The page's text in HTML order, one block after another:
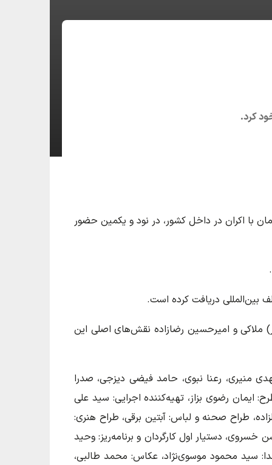
کرد.
این فیلم همزمان با اکران در داخل کشور، در نود و یکمین حضور
بین‌المللی دریافت کرده است.
ملاکی و امیرحسین رضازاده نقش‌های اصلی این
منیری، رعنا نبوی، حامد فیضی دیزجی، صدرا
ایمان رضوی بزاز، تهیه‌کننده اجرایی: سید علی
طراح صحنه و لباس: آبتین برقی، طراح هنری:
خسروی، دستیار اول کارگردان و برنامه‌ریز: وحید
سید محمود موسوی‌نژاد، عکاس: محمد طالبی،